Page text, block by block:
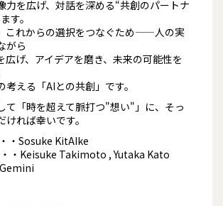
力を広げ、対話を深める“共創のパートナ
す。
これからの選択をつなぐため——人の実
がら
広げ、アイデアを磨き、未来の可能性を
考える「AIとの共創」です。
て「時を超えて脈打つ"想い"」に、そっ
ければ幸いです。
・Sosuke KitAIke
・Keisuke Takimoto , Yutaka Kato